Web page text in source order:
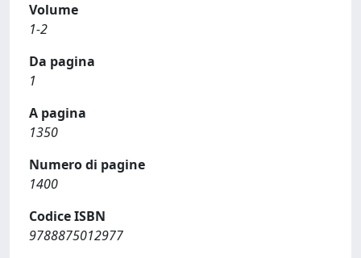
Volume
1-2
Da pagina
1
A pagina
1350
Numero di pagine
1400
Codice ISBN
9788875012977